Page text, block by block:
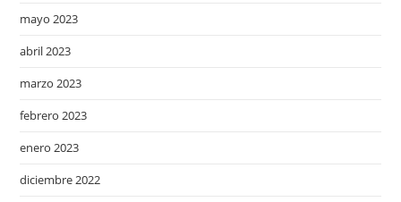
mayo 2023
abril 2023
marzo 2023
febrero 2023
enero 2023
diciembre 2022